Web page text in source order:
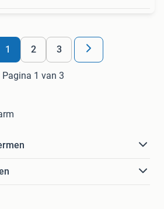
1 2 3
Pagina 1 van 3